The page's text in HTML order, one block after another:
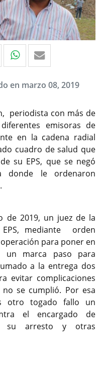
en marzo 08, 2019
periodista con más de
emisoras de
en la cadena radial
cuadro de salud que
su EPS, que se negó
le ordenaron
de 2019, un juez de la
mediante orden
para poner en
un marca paso para
a la entrega dos
evitar complicaciones
se cumplió. Por esa
otro togado fallo un
el encargado de
su arresto y otras